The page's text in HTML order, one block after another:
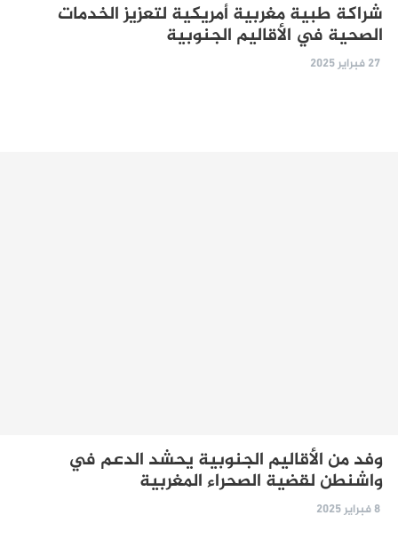
شراكة طبية مغربية أمريكية لتعزيز الخدمات
الصحية في الأقاليم الجنوبية
27 فبراير 2025
وفد من الأقاليم الجنوبية يحشد الدعم في
واشنطن لقضية الصحراء المغربية
8 فبراير 2025